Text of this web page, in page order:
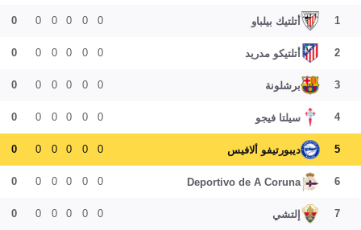
1 أتلتيك بيلباو 0
0
0
0
0
0
2 أتلتيكو مدريد 0
0
0
0
0
0
3 برشلونة 0
0
0
0
0
0
4 سيلتا فيجو 0
0
0
0
0
0
5 ديبورتيفو ألافيس 0
0
0
0
0
0
6
Deportivo de A Coruna
0
0
0
0
0
0
7 إلتشي 0
0
0
0
0
0